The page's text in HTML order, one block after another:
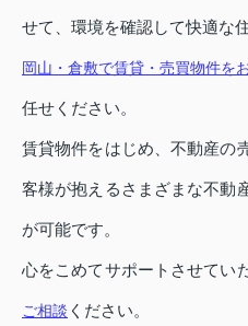
せて、環境を確認して快適な
岡山・倉敷で賃貸・売買物件を
任せください。
賃貸物件をはじめ、不動産の
客様が抱えるさまざまな不動
が可能です。
心をこめてサポートさせてい
ご相談 ください。